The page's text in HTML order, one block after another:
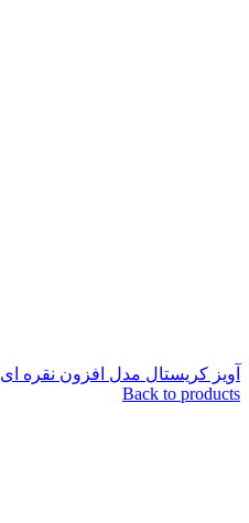
آویز کریستال مدل افزون نقره ای
Back to products